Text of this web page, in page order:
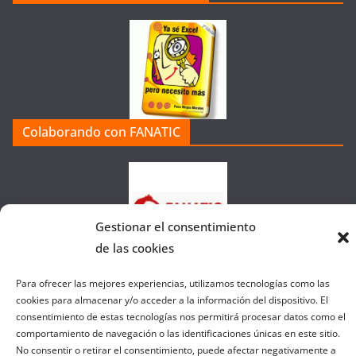
a
l
b
Colaborando con FANATIC
Copyright © 2026el gurú del basket. Todos los derechos
Gestionar el consentimiento
de las cookies
Para ofrecer las mejores experiencias, utilizamos tecnologías como las
cookies para almacenar y/o acceder a la información del dispositivo. El
consentimiento de estas tecnologías nos permitirá procesar datos como el
comportamiento de navegación o las identificaciones únicas en este sitio.
No consentir o retirar el consentimiento, puede afectar negativamente a